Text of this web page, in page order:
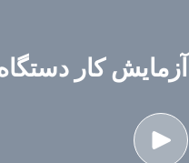
آزمایش کار